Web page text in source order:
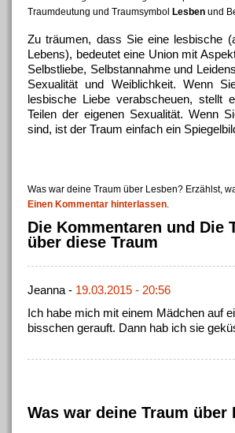
Traumdeutung und Traumsymbol Lesben und
Zu träumen, dass Sie eine lesbische
Lebens), bedeutet eine Union mit
Selbstliebe, Selbstannahme und
Sexualität und Weiblichkeit. Wenn
lesbische Liebe verabscheuen, stellt
Teilen der eigenen Sexualität. Wenn
sind, ist der Traum einfach ein
Was war deine Traum über Lesben? Erzählst,
Einen Kommentar hinterlassen.
Die Kommentaren und Die
über diese Traum
Jeanna - 19.03.2015 - 20:56
Ich habe mich mit einem Mädchen auf
bisschen gerauft. Dann hab ich sie
Was war deine Traum über